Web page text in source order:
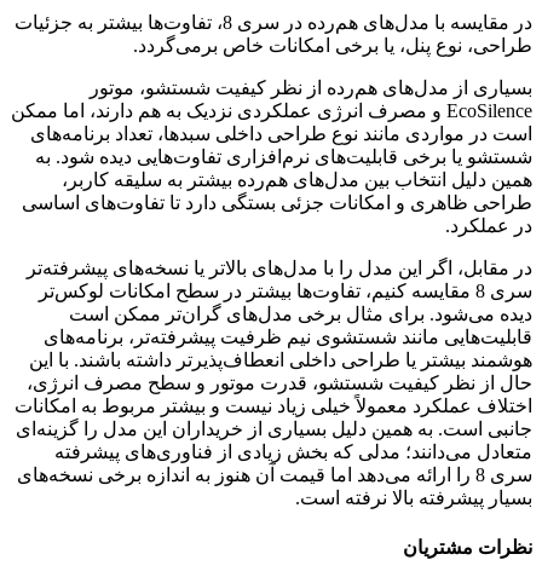
در مقایسه با مدل‌های هم‌رده در سری 8، تفاوت‌ها بیشتر به جزئیات
طراحی، نوع پنل، یا برخی امکانات خاص برمی‌گردد.
بسیاری از مدل‌های هم‌رده از نظر کیفیت شستشو، موتور
EcoSilence و مصرف انرژی عملکردی نزدیک به هم دارند، اما ممکن
است در مواردی مانند نوع طراحی داخلی سبدها، تعداد برنامه‌های
شستشو یا برخی قابلیت‌های نرم‌افزاری تفاوت‌هایی دیده شود. به
همین دلیل انتخاب بین مدل‌های هم‌رده بیشتر به سلیقه کاربر،
طراحی ظاهری و امکانات جزئی بستگی دارد تا تفاوت‌های اساسی
در عملکرد.
در مقابل، اگر این مدل را با مدل‌های بالاتر یا نسخه‌های پیشرفته‌تر
سری 8 مقایسه کنیم، تفاوت‌ها بیشتر در سطح امکانات لوکس‌تر
دیده می‌شود. برای مثال برخی مدل‌های گران‌تر ممکن است
قابلیت‌هایی مانند شستشوی نیم ‌ظرفیت پیشرفته‌تر، برنامه‌های
هوشمند بیشتر یا طراحی داخلی انعطاف‌پذیرتر داشته باشند. با این
حال از نظر کیفیت شستشو، قدرت موتور و سطح مصرف انرژی،
اختلاف عملکرد معمولاً خیلی زیاد نیست و بیشتر مربوط به امکانات
جانبی است. به همین دلیل بسیاری از خریداران این مدل را گزینه‌ای
متعادل می‌دانند؛ مدلی که بخش زیادی از فناوری‌های پیشرفته
سری 8 را ارائه می‌دهد اما قیمت آن هنوز به اندازه برخی نسخه‌های
بسیار پیشرفته بالا نرفته است.
نظرات مشتریان